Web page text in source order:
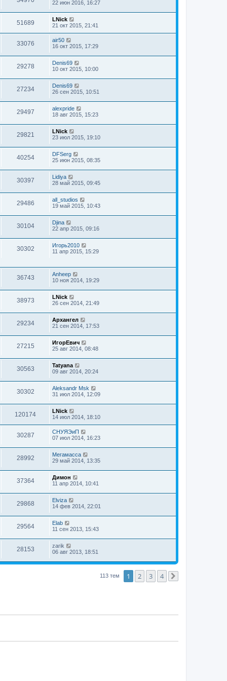
22 июн 2016, 16:27
51689
LNick
21 окт 2015, 21:41
33076
air50
16 окт 2015, 17:29
29278
Denis69
10 окт 2015, 10:00
27234
Denis69
26 сен 2015, 10:51
29497
alexpride
18 авг 2015, 15:23
29821
LNick
23 июл 2015, 19:10
40254
DFSerg
25 июн 2015, 08:35
30397
Lidiya
28 май 2015, 09:45
29486
all_studios
19 май 2015, 10:43
30104
Djina
22 апр 2015, 09:16
30302
Игорь2010
11 апр 2015, 15:29
36743
Anheep
10 ноя 2014, 19:29
38973
LNick
26 сен 2014, 21:49
29234
Архангел
21 сен 2014, 17:53
27215
ИгорЕвич
25 авг 2014, 08:48
30563
Tatyana
09 авг 2014, 20:24
30302
Aleksandr Msk
31 июл 2014, 12:09
120174
LNick
14 июл 2014, 18:10
30287
СНУЯЭиП
07 июл 2014, 16:23
28992
Мегамасса
29 май 2014, 13:35
37364
Димон
11 апр 2014, 10:41
29868
Elviza
14 фев 2014, 22:01
29564
Elab
11 сен 2013, 15:43
28153
zarik
06 авг 2013, 18:51
113 тем 1 2 3 4